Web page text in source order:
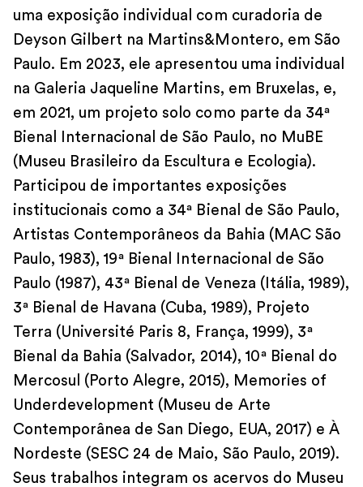
uma exposição individual com curadoria de
Deyson Gilbert na Martins&Montero, em São
Paulo. Em 2023, ele apresentou uma individual
na Galeria Jaqueline Martins, em Bruxelas, e,
em 2021, um projeto solo como parte da 34ª
Bienal Internacional de São Paulo, no MuBE
(Museu Brasileiro da Escultura e Ecologia).
Participou de importantes exposições
institucionais como a 34ª Bienal de São Paulo,
Artistas Contemporâneos da Bahia (MAC São
Paulo, 1983), 19ª Bienal Internacional de São
Paulo (1987), 43ª Bienal de Veneza (Itália, 1989),
3ª Bienal de Havana (Cuba, 1989), Projeto
Terra (Université Paris 8, França, 1999), 3ª
Bienal da Bahia (Salvador, 2014), 10ª Bienal do
Mercosul (Porto Alegre, 2015), Memories of
Underdevelopment (Museu de Arte
Contemporânea de San Diego, EUA, 2017) e À
Nordeste (SESC 24 de Maio, São Paulo, 2019).
Seus trabalhos integram os acervos do Museu